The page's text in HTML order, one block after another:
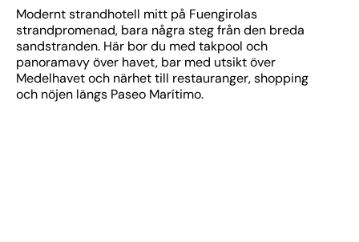
Modernt strandhotell mitt på Fuengirolas
strandpromenad, bara några steg från den breda
sandstranden. Här bor du med takpool och
panoramavy över havet, bar med utsikt över
Medelhavet och närhet till restauranger, shopping
och nöjen längs Paseo Marítimo.